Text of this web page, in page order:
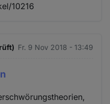
10216
Fr. 9 Nov 2018 - 13:49